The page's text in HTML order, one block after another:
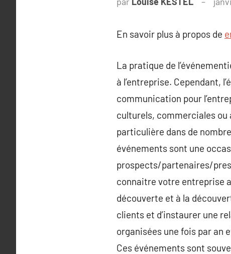
En savoir plus à propos de
La pratique de
à l’entreprise. Cependant,
communication pour
culturels, commerciales ou
particulière dans de
événements sont une
prospects/partenaires/
connaitre votre entreprise
découverte et à la
clients et d’instaurer une
organisées une fois par an
Ces événements sont